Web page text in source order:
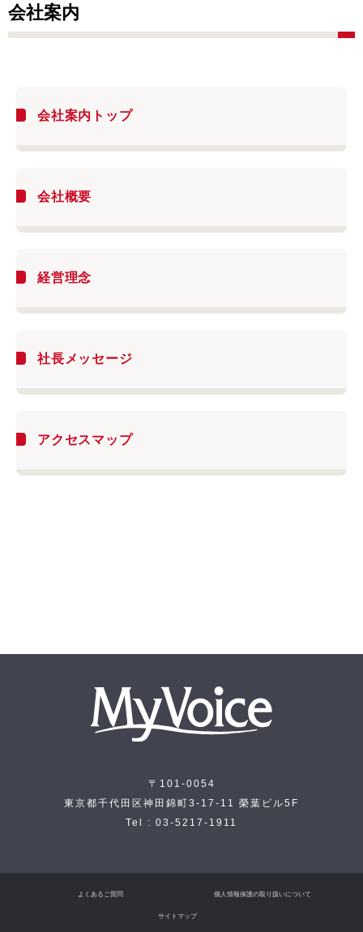
会社案内
会社案内トップ
会社概要
経営理念
社長メッセージ
アクセスマップ
〒101-0054
東京都千代田区神田錦町3-17-11 榮葉ビル5F
Tel : 03-5217-1911
よくあるご質問 個人情報保護の取り扱いについて
サイトマップ